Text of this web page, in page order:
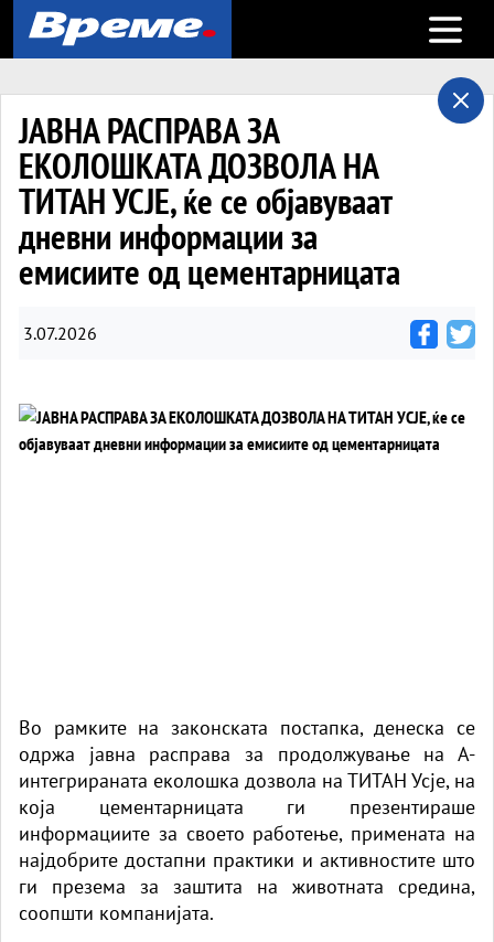
Open
ЈАВНА РАСПРАВА ЗА
ЕКОЛОШКАТА ДОЗВОЛА НА
ТИТАН УСЈЕ, ќе се објавуваат
дневни информации за
емисиите од цементарницата
3.07.2026
Во рамките на законската постапка, денеска се
одржа јавна расправа за продолжување на А-
интегрираната еколошка дозвола на ТИТАН Усје, на
која цементарницата ги презентираше
информациите за своето работење, примената на
најдобрите достапни практики и активностите што
ги презема за заштита на животната средина,
соопшти компанијата.